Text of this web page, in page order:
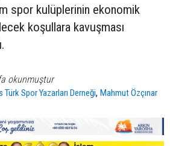
spor kulüplerinin ekonomik
koşullara kavuşması
okunmuştur
Türk Spor Yazarları Derneği,Mahmut Özçınar